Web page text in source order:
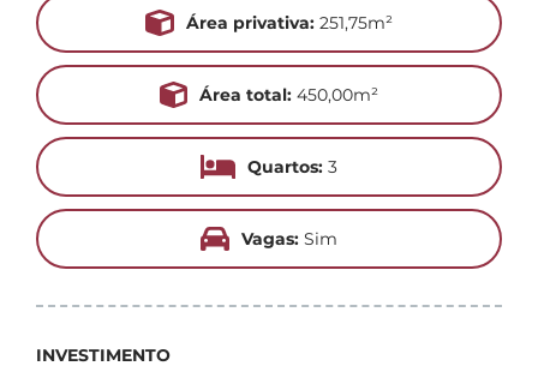
Área privativa:251,75m²
Área total: 450,00m²
Quartos:3
Vagas:Sim
INVESTIMENTO